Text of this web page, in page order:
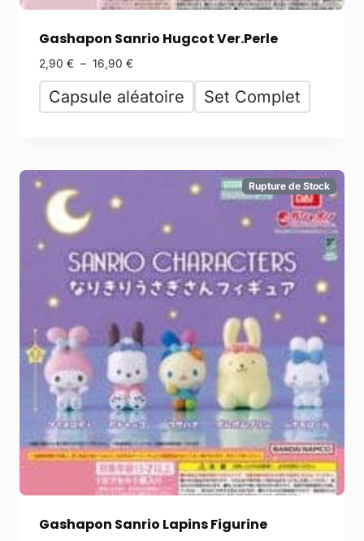
Gashapon Sanrio Hugcot Ver.Perle
2,90 € – 16,90 €
Capsule aléatoire Set Complet
Rupture de Stock
Gashapon Sanrio Lapins Figurine